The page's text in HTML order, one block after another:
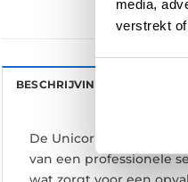
media,
verstrekt
BESCHRIJVING
De Unicorn Ian White
van een professionele